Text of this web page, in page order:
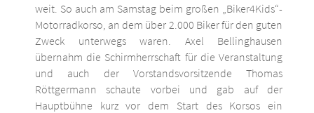
weit. So auch am Samstag beim großen „Biker4Kids“-
Motorradkorso, an dem über 2.000 Biker für den guten
Zweck unterwegs waren. Axel Bellinghausen
übernahm die Schirmherrschaft für die Veranstaltung
und auch der Vorstandsvorsitzende Thomas
Röttgermann schaute vorbei und gab auf der
Hauptbühne kurz vor dem Start des Korsos ein